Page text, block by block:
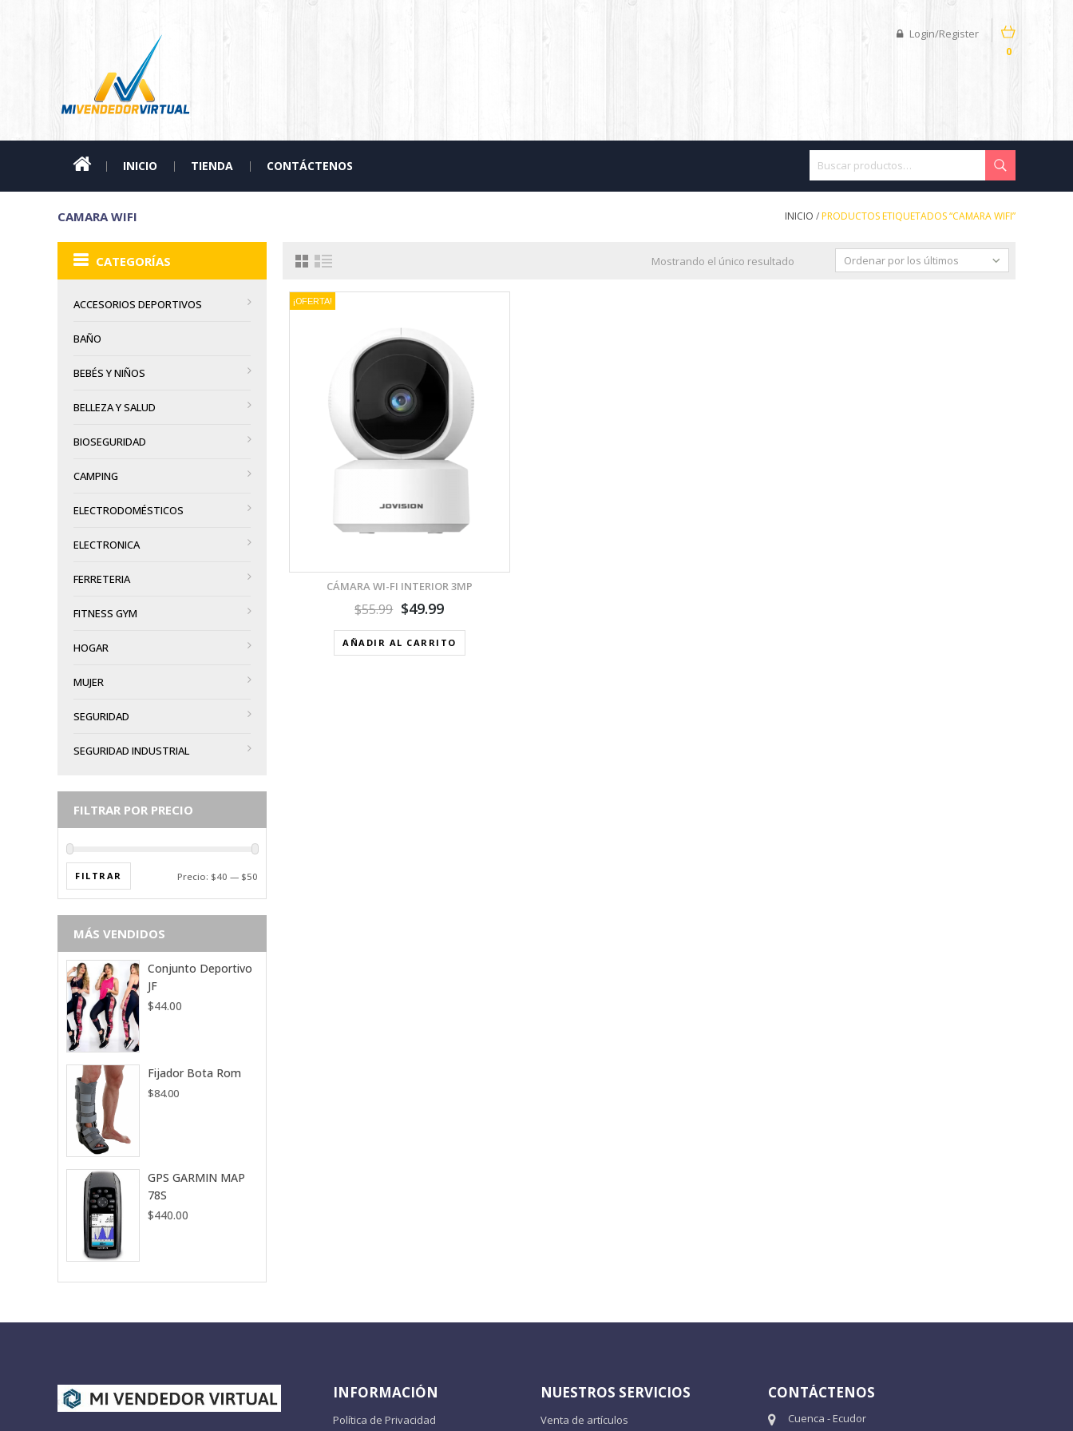
0
Login/Register
INICIO TIENDA CONTÁCTENOS
CAMARA WIFI INICIO /PRODUCTOS ETIQUETADOS “CAMARA WIFI”
Mostrando el único resultado Ordenar por los últimos
¡OFERTA!
CÁMARA WI-FI INTERIOR 3MP
$55.99 $49.99
AÑADIR AL CARRITO
CATEGORÍAS
ACCESORIOS DEPORTIVOS
BAÑO
BEBÉS Y NIÑOS
BELLEZA Y SALUD
BIOSEGURIDAD
CAMPING
ELECTRODOMÉSTICOS
ELECTRONICA
FERRETERIA
FITNESS GYM
HOGAR
MUJER
SEGURIDAD
SEGURIDAD INDUSTRIAL
FILTRAR POR PRECIO
FILTRAR Precio: $40 — $50
MÁS VENDIDOS
Conjunto Deportivo
JF
$44.00
Fijador Bota Rom
$84.00
GPS GARMIN MAP
78S
$440.00
INFORMACIÓN
Política de Privacidad
NUESTROS SERVICIOS
Venta de artículos
CONTÁCTENOS
Cuenca - Ecudor